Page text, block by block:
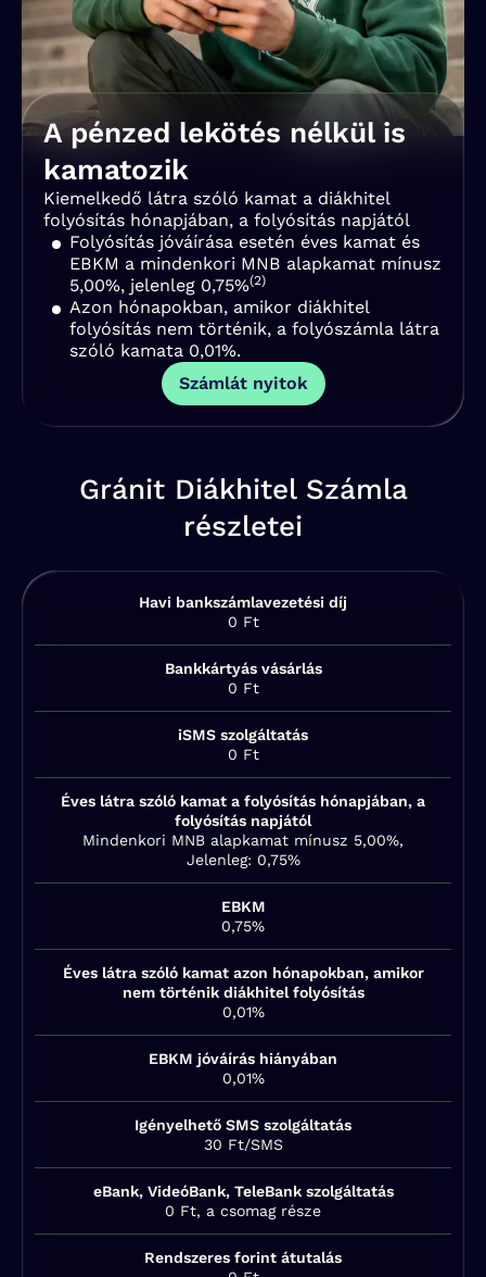
A pénzed lekötés nélkül is
kamatozik
Kiemelkedő látra szóló kamat a diákhitel
folyósítás hónapjában, a folyósítás napjától
Folyósítás jóváírása esetén éves kamat és
EBKM a mindenkori MNB alapkamat mínusz
5,00%, jelenleg 0,75%(2)
Azon hónapokban, amikor diákhitel
folyósítás nem történik, a folyószámla látra
szóló kamata 0,01%.
Számlát nyitok
Gránit Diákhitel Számla
részletei
Havi bankszámlavezetési díj
0 Ft
Bankkártyás vásárlás
0 Ft
iSMS szolgáltatás
0 Ft
Éves látra szóló kamat a folyósítás hónapjában, a
folyósítás napjától
Mindenkori MNB alapkamat mínusz 5,00%,
Jelenleg: 0,75%
EBKM
0,75%
Éves látra szóló kamat azon hónapokban, amikor
nem történik diákhitel folyósítás
0,01%
EBKM jóváírás hiányában
0,01%
Igényelhető SMS szolgáltatás
30 Ft/SMS
eBank, VideóBank, TeleBank szolgáltatás
0 Ft, a csomag része
Rendszeres forint átutalás